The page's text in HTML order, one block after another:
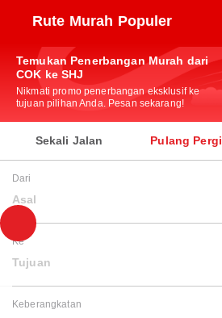
Rute Murah Populer
Temukan Penerbangan Murah dari
COK ke SHJ
Nikmati promo penerbangan eksklusif ke
tujuan pilihan Anda. Pesan sekarang!
Sekali Jalan Pulang Pergi
Dari
Asal
Ke
Tujuan
Keberangkatan